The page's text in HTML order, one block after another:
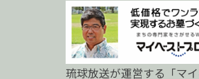
琉球放送が運営する「マ